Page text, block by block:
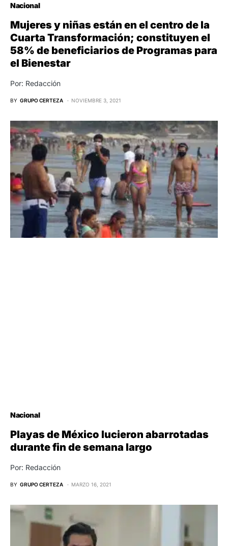
Nacional
Mujeres y niñas están en el centro de la
Cuarta Transformación; constituyen el
58% de beneficiarios de Programas para
el Bienestar
Por: Redacción
BY GRUPO CERTEZA NOVIEMBRE 3, 2021
Nacional
Playas de México lucieron abarrotadas
durante fin de semana largo
Por: Redacción
BY GRUPO CERTEZA MARZO 16, 2021